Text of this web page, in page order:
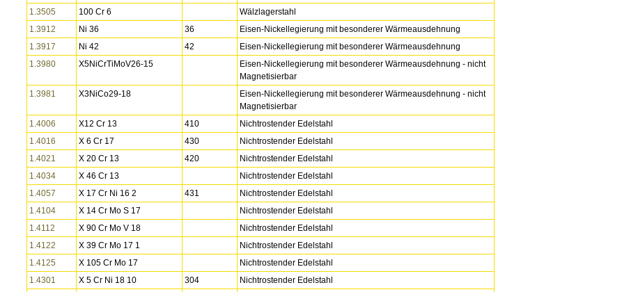
1.3505
100 Cr 6
Wälzlagerstahl
1.3912
Ni 36 36
Eisen-Nickellegierung mit besonderer Wärmeausdehnung
1.3917
Ni 42 42
Eisen-Nickellegierung mit besonderer Wärmeausdehnung
1.3980
X5NiCrTiMoV26-15
Eisen-Nickellegierung mit besonderer Wärmeausdehnung - nicht
Magnetisierbar
1.3981
X3NiCo29-18
Eisen-Nickellegierung mit besonderer Wärmeausdehnung - nicht
Magnetisierbar
1.4006
X12 Cr 13 410
Nichtrostender Edelstahl
1.4016
X 6 Cr 17 430
Nichtrostender Edelstahl
1.4021
X 20 Cr 13 420
Nichtrostender Edelstahl
1.4034
X 46 Cr 13
Nichtrostender Edelstahl
1.4057
X 17 Cr Ni 16 2 431
Nichtrostender Edelstahl
1.4104
X 14 Cr Mo S 17
Nichtrostender Edelstahl
1.4112
X 90 Cr Mo V 18
Nichtrostender Edelstahl
1.4122
X 39 Cr Mo 17 1
Nichtrostender Edelstahl
1.4125
X 105 Cr Mo 17
Nichtrostender Edelstahl
1.4301
X 5 Cr Ni 18 10 304
Nichtrostender Edelstahl